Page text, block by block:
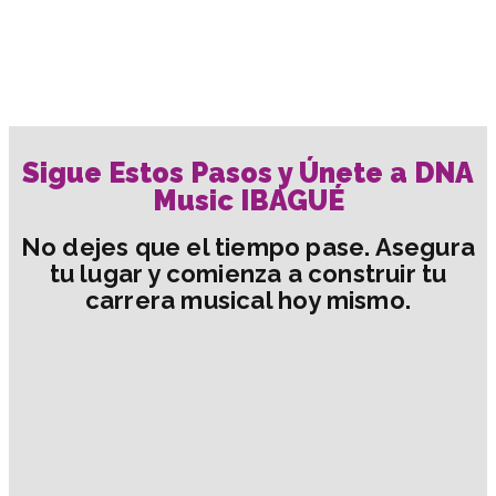
Sigue Estos Pasos y Únete a DNA
Music IBAGUÉ
No dejes que el tiempo pase. Asegura
tu lugar y comienza a construir tu
carrera musical hoy mismo.